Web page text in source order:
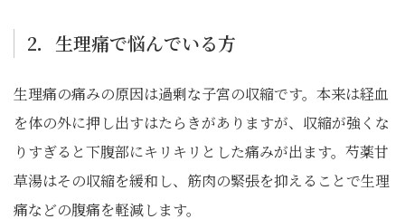
2．生理痛で悩んでいる方
生理痛の痛みの原因は過剰な子宮の収縮です。本来は経血
を体の外に押し出すはたらきがありますが、収縮が強くな
りすぎると下腹部にキリキリとした痛みが出ます。芍薬甘
草湯はその収縮を緩和し、筋肉の緊張を抑えることで生理
痛などの腹痛を軽減します。